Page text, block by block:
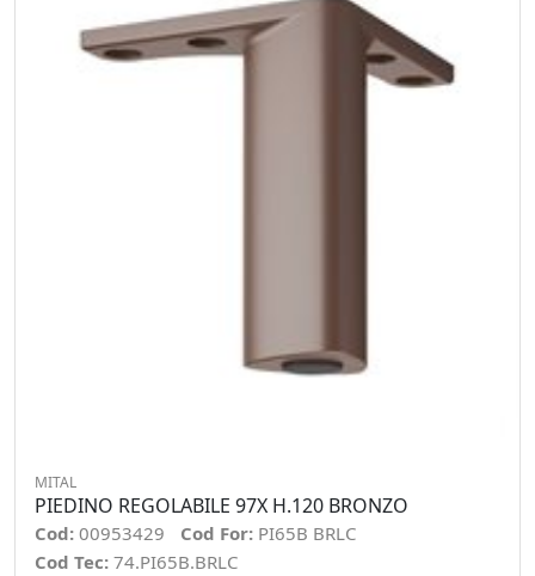
MITAL
PIEDINO REGOLABILE 97X H.120 BRONZO
Cod: 00953429 Cod For: PI65B BRLC
Cod Tec: 74.PI65B.BRLC